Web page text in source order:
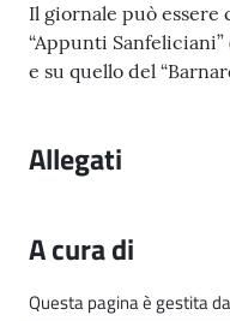
i
C
n
s
l
i
Il giornale può essere
“Appunti Sanfeliciani”
e su quello del
Allegati
A cura di
Questa pagina è gestita da